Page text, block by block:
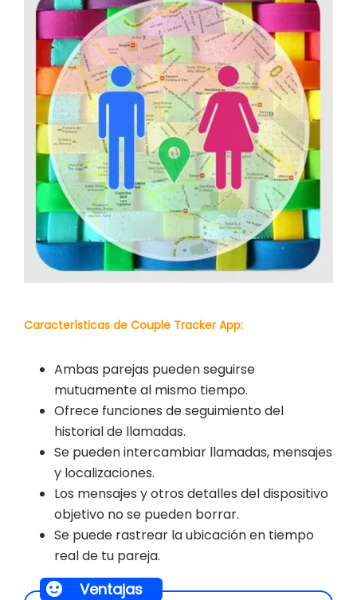
Características de Couple Tracker App:
Ambas parejas pueden seguirse
mutuamente al mismo tiempo.
Ofrece funciones de seguimiento del
historial de llamadas.
Se pueden intercambiar llamadas, mensajes
y localizaciones.
Los mensajes y otros detalles del dispositivo
objetivo no se pueden borrar.
Se puede rastrear la ubicación en tiempo
real de tu pareja.
Ventajas